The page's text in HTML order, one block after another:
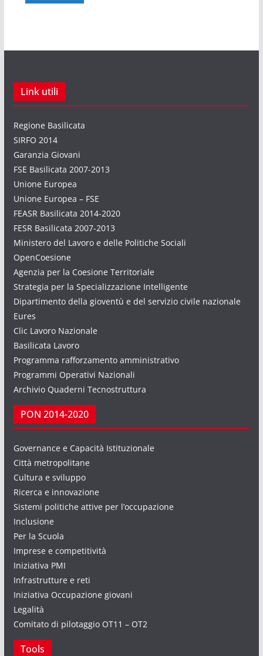
Link utili
Regione Basilicata
SIRFO 2014
Garanzia Giovani
FSE Basilicata 2007-2013
Unione Europea
Unione Europea – FSE
FEASR Basilicata 2014-2020
FESR Basilicata 2007-2013
Ministero del Lavoro e delle Politiche Sociali
OpenCoesione
Agenzia per la Coesione Territoriale
Strategia per la Specializzazione Intelligente
Dipartimento della gioventù e del servizio civile nazionale
Eures
Clic Lavoro Nazionale
Basilicata Lavoro
Programma rafforzamento amministrativo
Programmi Operativi Nazionali
Archivio Quaderni Tecnostruttura
PON 2014-2020
Governance e Capacità Istituzionale
Città metropolitane
Cultura e sviluppo
Ricerca e innovazione
Sistemi politiche attive per l’occupazione
Inclusione
Per la Scuola
Imprese e competitività
Iniziativa PMI
Infrastrutture e reti
Iniziativa Occupazione giovani
Legalità
Comitato di pilotaggio OT11 – OT2
Tools